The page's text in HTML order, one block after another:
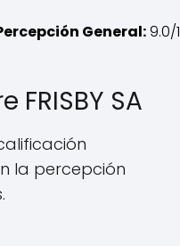
General:9.0/
SA
la percepción